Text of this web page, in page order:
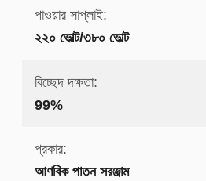
পাওয়ার সাপ্লাই:
২২০ ভোল্ট/৩৮০ ভোল্ট
বিচ্ছেদ দক্ষতা:
99%
প্রকার:
আণবিক পাতন সরঞ্জাম